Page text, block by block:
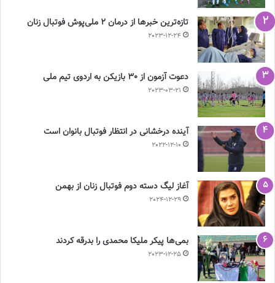
تازه‌ترین خبرها از درمان ۲ ملی‌پوش فوتبال زنان
2023-12-24
دعوت آزمون از 30 بازیکن به اردوی تیم ملی
2023-03-21
آینده درخشانی در انتظار فوتبال بانوان است
2022-12-10
آغاز لیگ دسته دوم فوتبال زنان از بهمن
2024-12-29
بمی‌ها پیکر ملیکا محمدی را بدرقه کردند
2023-12-25